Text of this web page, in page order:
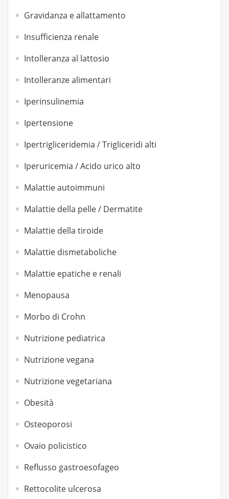
Gravidanza e allattamento
Insufficienza renale
Intolleranza al lattosio
Intolleranze alimentari
Iperinsulinemia
Ipertensione
Ipertrigliceridemia / Trigliceridi alti
Iperuricemia / Acido urico alto
Malattie autoimmuni
Malattie della pelle / Dermatite
Malattie della tiroide
Malattie dismetaboliche
Malattie epatiche e renali
Menopausa
Morbo di Crohn
Nutrizione pediatrica
Nutrizione vegana
Nutrizione vegetariana
Obesità
Osteoporosi
Ovaio policistico
Reflusso gastroesofageo
Rettocolite ulcerosa